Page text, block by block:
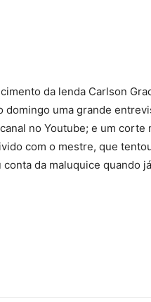
da lenda Carlson
domingo uma grande
no Youtube; e um corte
com o mestre, que
da maluquice quando